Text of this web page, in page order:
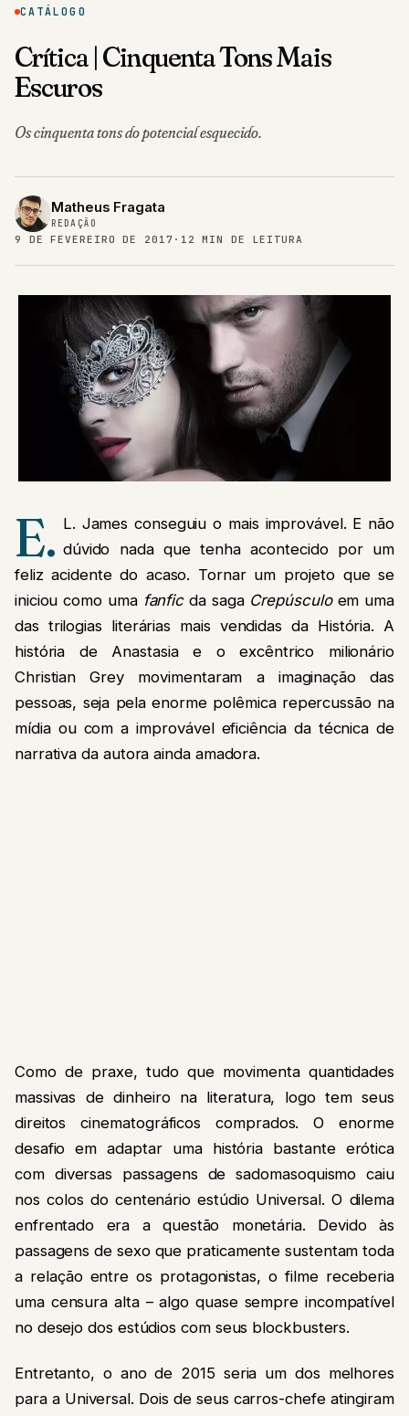
CATÁLOGO
Crítica | Cinquenta Tons Mais
Escuros
Os cinquenta tons do potencial esquecido.
Matheus Fragata
REDAÇÃO
9 DE FEVEREIRO DE 2017 · 12 MIN DE LEITURA
E. L. James conseguiu o mais improvável. E não
dúvido nada que tenha acontecido por um
feliz acidente do acaso. Tornar um projeto que se
iniciou como uma fanficda saga Crepúsculo em uma
das trilogias literárias mais vendidas da História. A
história de Anastasia e o excêntrico milionário
Christian Grey movimentaram a imaginação das
pessoas, seja pela enorme polêmica repercussão na
mídia ou com a improvável eficiência da técnica de
narrativa da autora ainda amadora.
Como de praxe, tudo que movimenta quantidades
massivas de dinheiro na literatura, logo tem seus
direitos cinematográficos comprados. O enorme
desafio em adaptar uma história bastante erótica
com diversas passagens de sadomasoquismo caiu
nos colos do centenário estúdio Universal. O dilema
enfrentado era a questão monetária. Devido às
passagens de sexo que praticamente sustentam toda
a relação entre os protagonistas, o filme receberia
uma censura alta – algo quase sempre incompatível
no desejo dos estúdios com seus blockbusters.
Entretanto, o ano de 2015 seria um dos melhores
para a Universal. Dois de seus carros-chefe atingiram